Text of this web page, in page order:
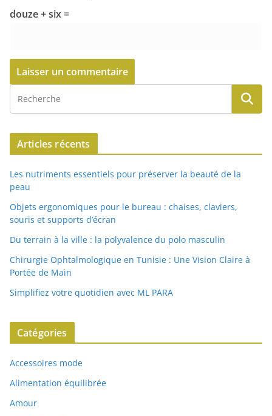
douze + six =
Articles récents
Les nutriments essentiels pour préserver la beauté de la
peau
Objets ergonomiques pour le bureau : chaises, claviers,
souris et supports d’écran
Du terrain à la ville : la polyvalence du polo masculin
Chirurgie Ophtalmologique en Tunisie : Une Vision Claire à
Portée de Main
Simplifiez votre quotidien avec ML PARA
Catégories
Accessoires mode
Alimentation équilibrée
Amour